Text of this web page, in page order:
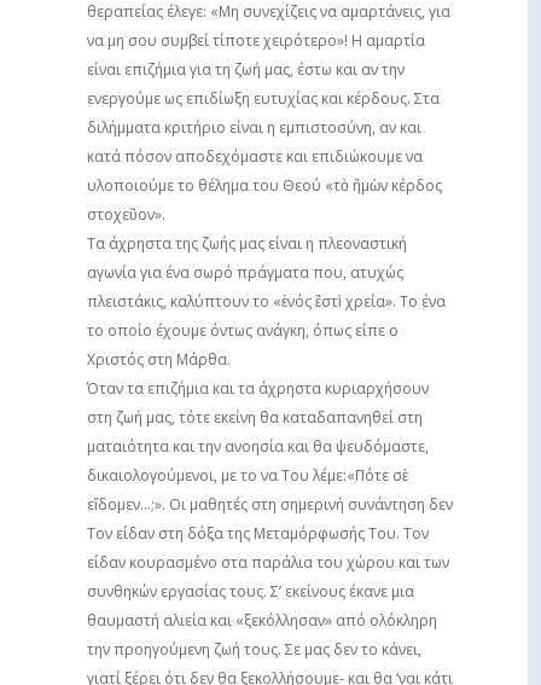
θεραπείας έλεγε: «Μη συνεχίζεις να αμαρτάνεις, για
να μη σου συμβεί τίποτε χειρότερο»! Η αμαρτία
είναι επιζήμια για τη ζωή μας, έστω και αν την
ενεργούμε ως επιδίωξη ευτυχίας και κέρδους. Στα
διλήμματα κριτήριο είναι η εμπιστοσύνη, αν και
κατά πόσον αποδεχόμαστε και επιδιώκουμε να
υλοποιούμε το θέλημα του Θεού «τὸ ἤμὼν κέρδος
στοχεῦον».
Τα άχρηστα της ζωής μας είναι η πλεοναστική
αγωνία για ένα σωρό πράγματα που, ατυχώς
πλειστάκις, καλύπτουν το «ἐνός ἔστὶ χρεία». Το ένα
το οποίο έχουμε όντως ανάγκη, όπως είπε ο
Χριστός στη Μάρθα.
Όταν τα επιζήμια και τα άχρηστα κυριαρχήσουν
στη ζωή μας, τότε εκείνη θα καταδαπανηθεί στη
ματαιότητα και την ανοησία και θα ψευδόμαστε,
δικαιολογούμενοι, με το να Του λέμε:«Πότε σὲ
εἴδομεν…;». Οι μαθητές στη σημερινή συνάντηση δεν
Τον είδαν στη δόξα της Μεταμόρφωσής Του. Τον
είδαν κουρασμένο στα παράλια του χώρου και των
συνθηκών εργασίας τους. Σ’ εκείνους έκανε μια
θαυμαστή αλιεία και «ξεκόλλησαν» από ολόκληρη
την προηγούμενη ζωή τους. Σε μας δεν το κάνει,
γιατί ξέρει ότι δεν θα ξεκολλήσουμε- και θα ‘ναι κάτι